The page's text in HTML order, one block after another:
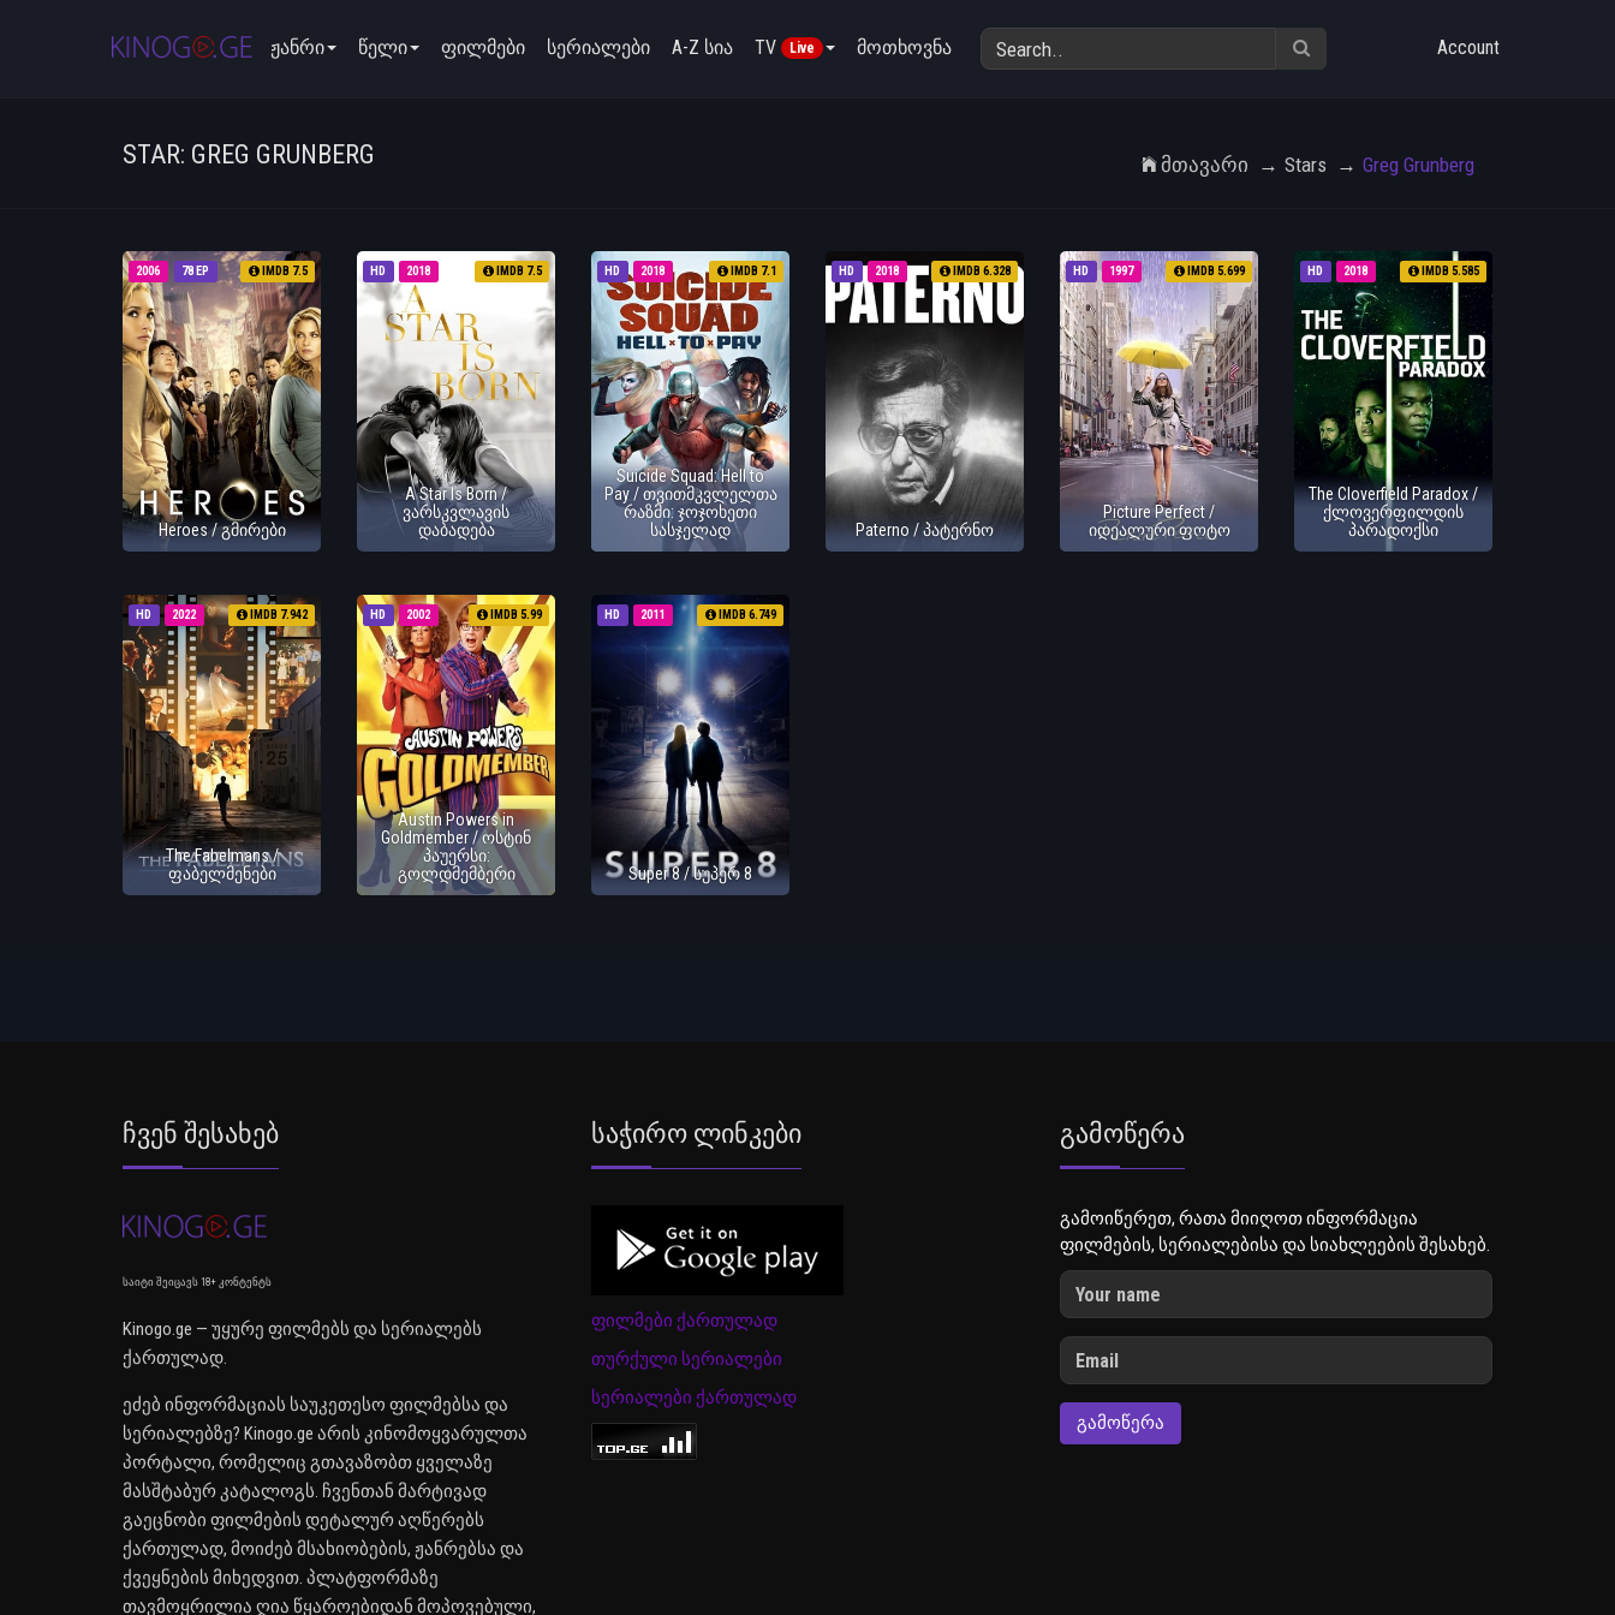
ჟანრი წელი ფილმები სერიალები A-Z სია TV Live მოთხოვნა Account
STAR: GREG GRUNBERG Მთავარი Stars Greg Grunberg
78 EP
2006 IMDB 7.5
Heroes / გმირები
HD 2018 IMDB 7.5
A Star Is Born /
ვარსკვლავის
დაბადება
HD 2018 IMDB 7.1
Suicide Squad: Hell to
Pay / თვითმკვლელთა
რაზმი: ჯოჯოხეთი
სასჯელად
HD 2018 IMDB 6.328
Paterno / პატერნო
HD 1997 IMDB 5.699
Picture Perfect /
იდეალური ფოტო
HD 2018 IMDB 5.585
The Cloverfield Paradox /
ქლოვერფილდის
პარადოქსი
HD 2022 IMDB 7.942
The Fabelmans /
ფაბელმენები
HD 2002 IMDB 5.99
Austin Powers in
Goldmember / ოსტინ
პაუერსი:
გოლდმემბერი
HD 2011 IMDB 6.749
Super 8 / სუპერ 8
Ჩვენ Შესახებ
საიტი შეიცავს 18+ კონტენტს
Kinogo.ge — უყურე ფილმებს და სერიალებს
ქართულად.
ეძებ ინფორმაციას საუკეთესო ფილმებსა და
სერიალებზე? Kinogo.ge არის კინომოყვარულთა
პორტალი, რომელიც გთავაზობთ ყველაზე
მასშტაბურ კატალოგს. ჩვენთან მარტივად
გაეცნობი ფილმების დეტალურ აღწერებს
ქართულად, მოიძებ მსახიობების, ჟანრებსა და
ქვეყნების მიხედვით. პლატფორმაზე
თავმოყრილია ღია წყაროებიდან მოპოვებული,
Საჭირო Ლინკები
ფილმები ქართულად
თურქული სერიალები
სერიალები ქართულად
Გამოწერა
გამოიწერეთ, რათა მიიღოთ ინფორმაცია
ფილმების, სერიალებისა და სიახლეების შესახებ.
ᲒᲐᲛᲝᲬᲔᲠᲐ